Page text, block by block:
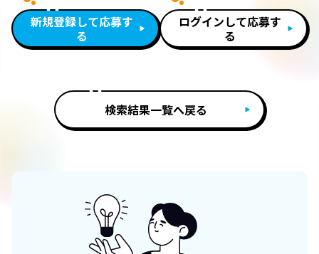
新規登録して応募す
る
ログインして応募す
る
検索結果一覧へ戻る